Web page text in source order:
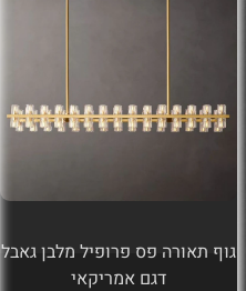
גוף תאורה פס פרופיל מלבן גאבל
דגם אמריקאי